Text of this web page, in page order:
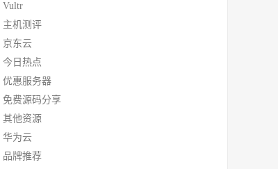
Vultr
主机测评
京东云
今日热点
优惠服务器
免费源码分享
其他资源
华为云
品牌推荐